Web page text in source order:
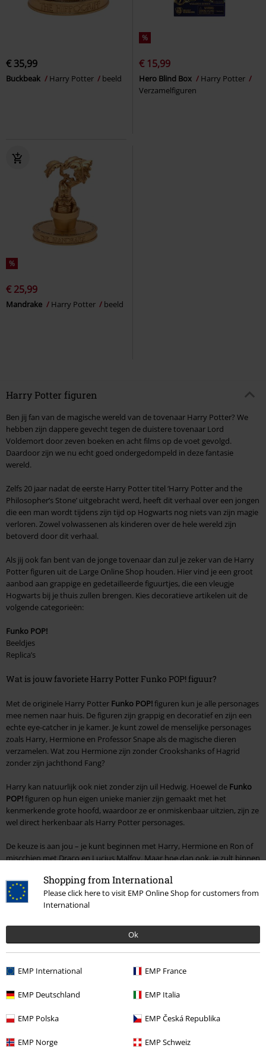
Shopping from International
Please click here to visit EMP Online Shop for customers from
International
Ok
EMP International EMP France
EMP Deutschland EMP Italia
EMP Polska EMP Česká Republika
EMP Norge EMP Schweiz
€ 35,99
Buckbeak Harry Potter beeld
%
€ 15,99
Hero Blind Box
Harry Potter
Verzamelfiguren
%
€ 25,99
Mandrake Harry Potter beeld
Harry Potter figuren
Ben jij fan van de magische wereld van de tovenaar Harry Potter? We
hebben zijn dappere gevecht tegen de duistere tovenaar Lord
Voldemort door zeven boeken en acht films op de voet gevolgd.
Daardoor zijn we nu echt goed ondergedompeld in deze fantasie
wereld.
Zelfs 20 jaar nadat de eerste Harry Potter titel ‘Harry Potter and the
Philosopher’s Stone’ uitgebracht werd, heeft dit verhaal over een jongen
die een man wordt tijdens zijn tijd op Hogwarts nog niets van zijn magie
verloren. Zowel volwassenen als kinderen over de hele wereld zijn
betoverd door dit verhaal.
Als jij ook fan bent van de jonge tovenaar dan zul je zeker van de Harry
Potter figuren uit de Large Online Shop houden. Hier vind je een groot
aanbod aan grappige en gedetailleerde figuurtjes, die een vleugje
Hogwarts bij je thuis zullen brengen. Kies decoratieve artikelen uit de
volgende categorieën:
Funko POP!
Beeldjes
Replica’s
Wat is jouw favoriete Harry Potter Funko POP! figuur?
Met de originele Harry Potter Funko POP!figuren kun je alle personages
mee nemen naar huis. De figuren zijn grappig en decoratief en zijn een
echte eye-catcher in je kamer. Je kunt zowel de menselijke personages
zoals Harry, Hermione en Professor Snape als de magische dieren
verzamelen. Wat zou Hermione zijn zonder Crookshanks of Hagrid
zonder zijn jachthond Fang?
Harry kan natuurlijk ook niet zonder zijn uil Hedwig. Hoewel de Funko
POP!figuren op hun eigen unieke manier zijn gemaakt met het
kenmerkende grote hoofd, waardoor ze er onmiskenbaar uitzien, zijn ze
wel direct herkenbaar als Harry Potter personages.
De keuze is aan jou – je kunt beginnen met Harry, Hermione en Ron of
miscchien met Draco en Lucius Malfoy. Maar hoe dan ook, je zult binnen
we genoeg artikelen hebben in de Large online shop zodat je jouw
collectie compleet kunt maken. De leuke verzamel figuren zijn ook een
goed cadeau-idee voor fans. Of je nu een enkel personage hebt, of een
een kijkje bij onze grote collectieFunko POP!figuren en vind jouw
favoriete personage.
Funko POP!
figuren zijn echte collectors items voor fans en er zijn
figuurtjes van heel veel andere films en tv-series. Je kunt zelfs je
verzameling compleet maken met rockster figuren zoals Motörhead.
Wie heeft gezegd dat je het bij één genre moet laten? Je kunt
bijvoorbeeld Jack Sparrow naast Dumbledore zetten. De wereld van
Funko maakt het mogelijk om al jouw helden samen te brengen in één
collectie.